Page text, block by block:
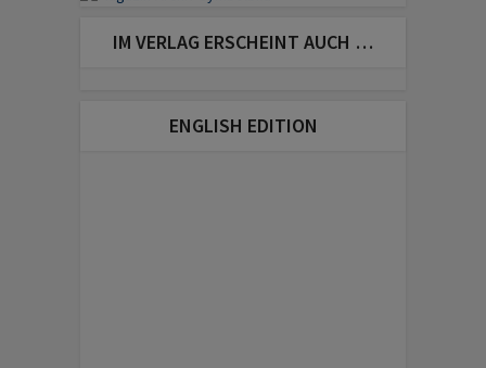
IM VERLAG ERSCHEINT AUCH …
ENGLISH EDITION